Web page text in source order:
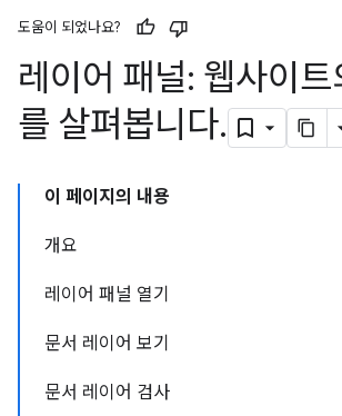
도움이 되었나요?
레이어 패널: 웹사이트
를 살펴봅니다.
이 페이지의 내용
개요
레이어 패널 열기
문서 레이어 보기
문서 레이어 검사